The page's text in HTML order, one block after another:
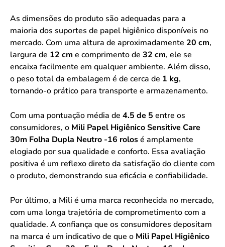
As dimensões do produto são adequadas para a
maioria dos suportes de papel higiênico disponíveis no
mercado. Com uma altura de aproximadamente 20 cm,
largura de 12 cm e comprimento de 32 cm, ele se
encaixa facilmente em qualquer ambiente. Além disso,
o peso total da embalagem é de cerca de 1 kg,
tornando-o prático para transporte e armazenamento.
Com uma pontuação média de 4.5 de 5 entre os
consumidores, o Mili Papel Higiênico Sensitive Care
30m Folha Dupla Neutro -16 rolosé amplamente
elogiado por sua qualidade e conforto. Essa avaliação
positiva é um reflexo direto da satisfação do cliente com
o produto, demonstrando sua eficácia e confiabilidade.
Por último, a Mili é uma marca reconhecida no mercado,
com uma longa trajetória de comprometimento com a
qualidade. A confiança que os consumidores depositam
na marca é um indicativo de que o Mili Papel Higiênico